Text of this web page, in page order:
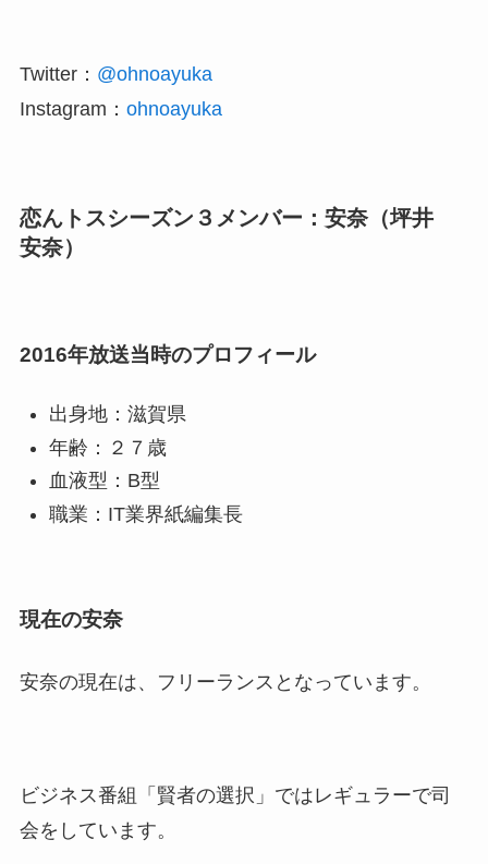
Twitter： @ohnoayuka
Instagram： ohnoayuka
恋んトスシーズン３メンバー：安奈（坪井
安奈）
2016年放送当時のプロフィール
出身地：滋賀県
年齢：２７歳
血液型：B型
職業：IT業界紙編集長
現在の安奈
安奈の現在は、フリーランスとなっています。
ビジネス番組「賢者の選択」ではレギュラーで司
会をしています。